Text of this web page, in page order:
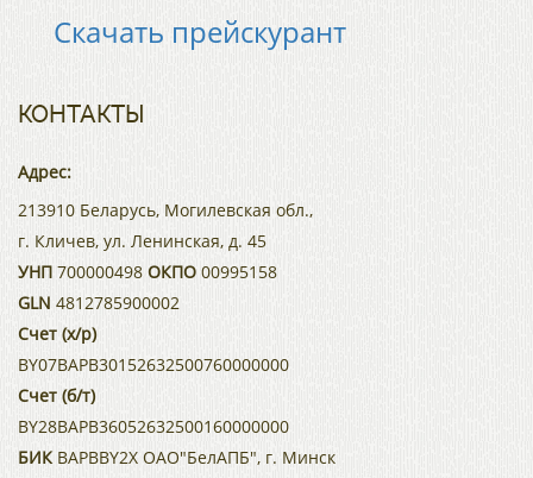
Скачать прейскурант
КОНТАКТЫ
Адрес:
213910 Беларусь, Могилевская обл.,
г. Кличев, ул. Ленинская, д. 45
УНП 700000498 ОКПО 00995158
GLN 4812785900002
Счет (х/р)
BY07BAPB30152632500760000000
Счет (б/т)
BY28BAPB36052632500160000000
БИКBAPBBY2X ОАО"БелАПБ", г. Минск